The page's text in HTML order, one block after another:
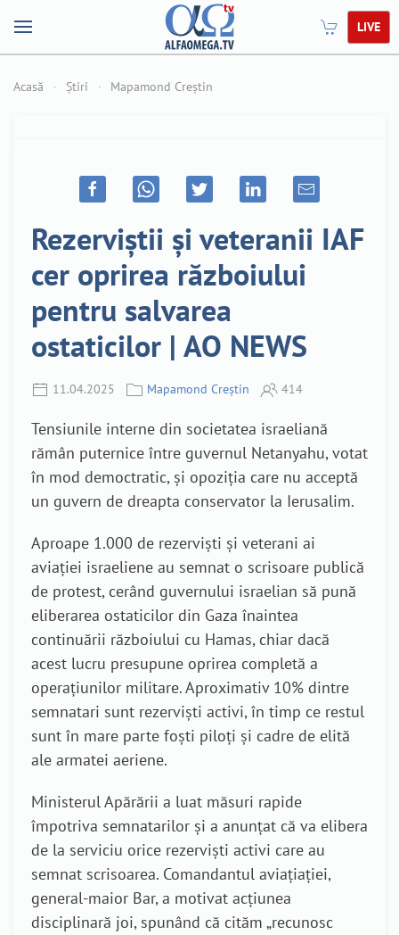
LIVE
Acasă Știri Mapamond Creștin
Rezerviștii și veteranii IAF
cer oprirea războiului
pentru salvarea
ostaticilor | AO NEWS
11.04.2025 Mapamond Creștin 414
Tensiunile interne din societatea israeliană
rămân puternice între guvernul Netanyahu, votat
în mod democtratic, și opoziția care nu acceptă
un guvern de dreapta conservator la Ierusalim.
Aproape 1.000 de rezerviști și veterani ai
aviației israeliene au semnat o scrisoare publică
de protest, cerând guvernului israelian să pună
eliberarea ostaticilor din Gaza înaintea
continuării războiului cu Hamas, chiar dacă
acest lucru presupune oprirea completă a
operațiunilor militare. Aproximativ 10% dintre
semnatari sunt rezerviști activi, în timp ce restul
sunt în mare parte foști piloți și cadre de elită
ale armatei aeriene.
Ministerul Apărării a luat măsuri rapide
împotriva semnatarilor și a anunțat că va elibera
de la serviciu orice rezerviști activi care au
semnat scrisoarea. Comandantul aviațiației,
general-maior Bar, a motivat acțiunea
disciplinară joi, spunând că cităm „recunosc